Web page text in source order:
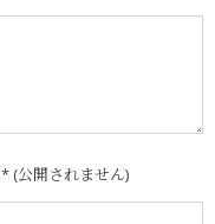
* (公開されません)